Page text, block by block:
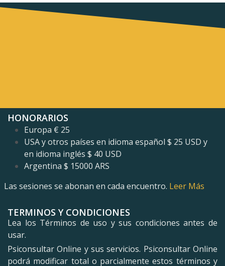
HONORARIOS
Europa € 25
USA y otros países en idioma español $ 25 USD y
en idioma inglés $ 40 USD
Argentina $ 15000 ARS
Las sesiones se abonan en cada encuentro. Leer Más
TERMINOS Y CONDICIONES
Lea los Términos de uso y sus condiciones antes de
usar.
Psiconsultar Online y sus servicios. Psiconsultar Online
podrá modificar total o parcialmente estos términos y